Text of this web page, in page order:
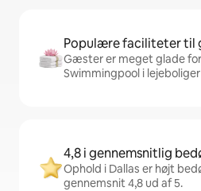
Populære faciliteter til
Gæster er meget glade
Swimmingpool i lejeboliger
4,8 i gennemsnitlig
Ophold i Dallas er højt
gennemsnit 4,8 ud af 5.